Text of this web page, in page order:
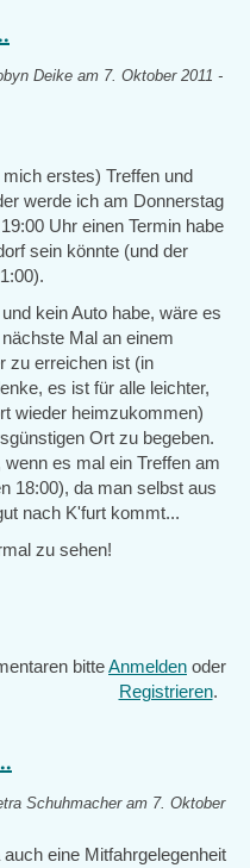
Deike am 7. Oktober 2011 -
erstes) Treffen und
werde ich am Donnerstag
Uhr einen Termin habe
sein könnte (und der
kein Auto habe, wäre es
Mal an einem
zu erreichen ist (in
es ist für alle leichter,
wieder heimzukommen)
Ort zu begeben.
es mal ein Treffen am
18:00), da man selbst aus
nach K'furt kommt...
zu sehen!
bitteAnmelden oder
Registrieren.
Schuhmacheram 7. Oktober
eine Mitfahrgelegenheit